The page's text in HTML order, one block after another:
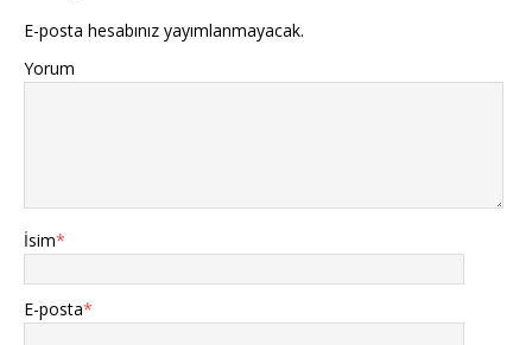
E-posta hesabınız yayımlanmayacak.
Yorum
İsim*
E-posta*